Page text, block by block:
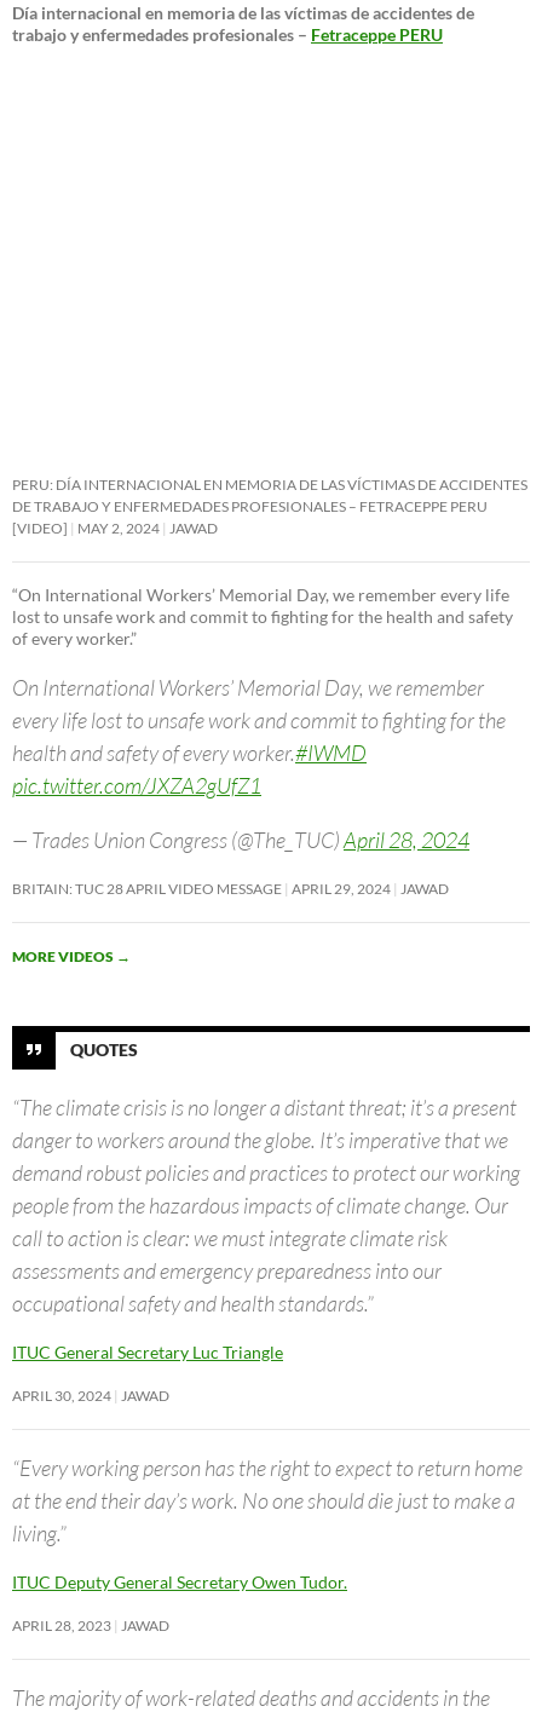
Día internacional en memoria de las víctimas de accidentes de
trabajo y enfermedades profesionales – Fetraceppe PERU
PERU: DÍA INTERNACIONAL EN MEMORIA DE LAS VÍCTIMAS DE ACCIDENTES
DE TRABAJO Y ENFERMEDADES PROFESIONALES – FETRACEPPE PERU
[VIDEO]
MAY 2, 2024 JAWAD
“On International Workers’ Memorial Day, we remember every life
lost to unsafe work and commit to fighting for the health and safety
of every worker.”
On International Workers’ Memorial Day, we remember
every life lost to unsafe work and commit to fighting for the
health and safety of every worker.#IWMD
pic.twitter.com/JXZA2gUfZ1
— Trades Union Congress (@The_TUC)April 28, 2024
BRITAIN: TUC 28 APRIL VIDEO MESSAGE APRIL 29, 2024 JAWAD
MORE VIDEOS →
QUOTES
“The climate crisis is no longer a distant threat; it’s a present
danger to workers around the globe. It’s imperative that we
demand robust policies and practices to protect our working
people from the hazardous impacts of climate change. Our
call to action is clear: we must integrate climate risk
assessments and emergency preparedness into our
occupational safety and health standards.”
ITUC General Secretary Luc Triangle
APRIL 30, 2024 JAWAD
“Every working person has the right to expect to return home
at the end their day’s work. No one should die just to make a
living.”
ITUC Deputy General Secretary Owen Tudor.
APRIL 28, 2023 JAWAD
The majority of work-related deaths and accidents in the